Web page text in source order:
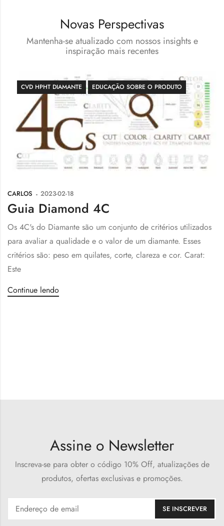
Novas Perspectivas
Mantenha-se atualizado com nossos insights e
inspiração mais recentes
CVD HPHT DIAMANTE EDUCAÇÃO SOBRE O PRODUTO
CARLOS 2023-02-18
Guia Diamond 4C
Os 4C's do Diamante são um conjunto de critérios utilizados
para avaliar a qualidade e o valor de um diamante. Esses
critérios são: peso em quilates, corte, clareza e cor. Carat:
Este
Continue lendo
Assine o Newsletter
Inscreva-se para obter o código 10% Off, atualizações de
produtos, ofertas exclusivas e promoções.